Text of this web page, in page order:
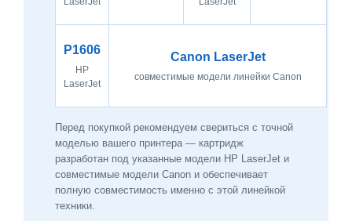
P1606
HP
LaserJet
Canon LaserJet
совместимые модели линейки Canon
Перед покупкой рекомендуем свериться с точной
моделью вашего принтера — картридж
разработан под указанные модели HP LaserJet и
совместимые модели Canon и обеспечивает
полную совместимость именно с этой линейкой
техники.